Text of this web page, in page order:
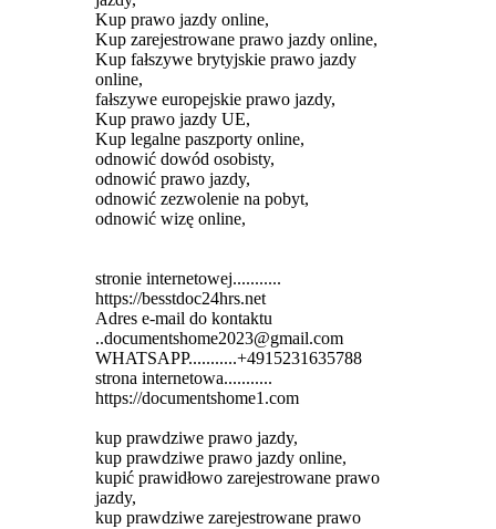
Kup prawo jazdy online,
Kup zarejestrowane prawo jazdy online,
Kup fałszywe brytyjskie prawo jazdy
online,
fałszywe europejskie prawo jazdy,
Kup prawo jazdy UE,
Kup legalne paszporty online,
odnowić dowód osobisty,
odnowić prawo jazdy,
odnowić zezwolenie na pobyt,
odnowić wizę online,
stronie internetowej...........
https://besstdoc24hrs.net
Adres e-mail do kontaktu
..documentshome2023@gmail.com
WHATSAPP...........+4915231635788
strona internetowa...........
https://documentshome1.com
kup prawdziwe prawo jazdy,
kup prawdziwe prawo jazdy online,
kupić prawidłowo zarejestrowane prawo
jazdy,
kup prawdziwe zarejestrowane prawo